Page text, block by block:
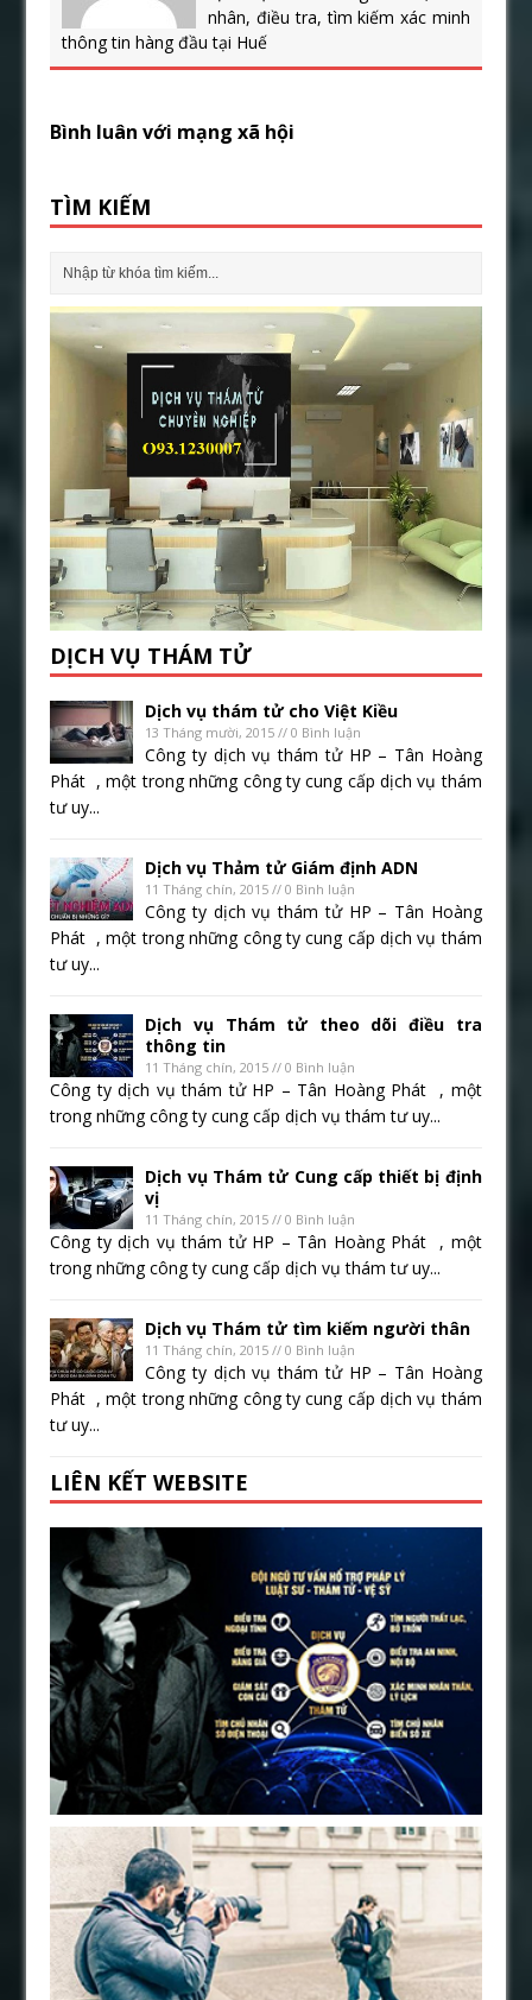
nhân, điều tra, tìm kiếm xác minh
thông tin hàng đầu tại Huế
Bình luân với mạng xã hội
TÌM KIẾM
DỊCH VỤ THÁM TỬ
Dịch vụ thám tử cho Việt Kiều
13 Tháng mười, 2015 // 0 Bình luận
Công ty dịch vụ thám tử HP – Tân Hoàng
Phát , một trong những công ty cung cấp dịch vụ thám
tư uy...
Dịch vụ Thảm tử Giám định ADN
11 Tháng chín, 2015 // 0 Bình luận
Công ty dịch vụ thám tử HP – Tân Hoàng
Phát , một trong những công ty cung cấp dịch vụ thám
tư uy...
Dịch vụ Thám tử theo dõi điều tra
thông tin
11 Tháng chín, 2015 // 0 Bình luận
Công ty dịch vụ thám tử HP – Tân Hoàng Phát , một
trong những công ty cung cấp dịch vụ thám tư uy...
Dịch vụ Thám tử Cung cấp thiết bị định
vị
11 Tháng chín, 2015 // 0 Bình luận
Công ty dịch vụ thám tử HP – Tân Hoàng Phát , một
trong những công ty cung cấp dịch vụ thám tư uy...
Dịch vụ Thám tử tìm kiếm người thân
11 Tháng chín, 2015 // 0 Bình luận
Công ty dịch vụ thám tử HP – Tân Hoàng
Phát , một trong những công ty cung cấp dịch vụ thám
tư uy...
LIÊN KẾT WEBSITE